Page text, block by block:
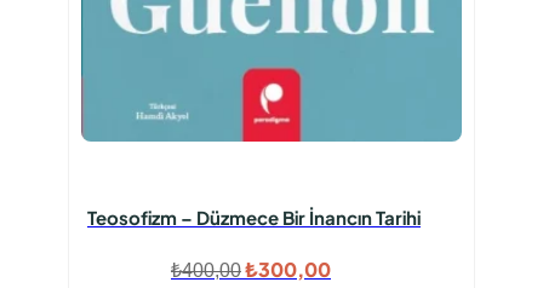
Teosofizm – Düzmece Bir İnancın Tarihi
₺400,00Orijinal
₺300,00Şu